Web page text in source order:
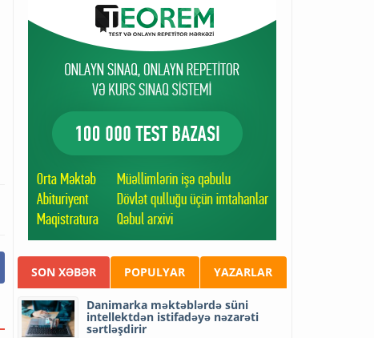
SON XƏBƏR POPULYAR YAZARLAR
Danimarka məktəblərdə süni
intellektdən istifadəyə nəzarəti
sərtləşdirir